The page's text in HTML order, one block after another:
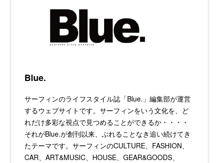
Blue.
サーフィンのライフスタイル誌「Blue.」編集部が運営
するウェブサイトです。サーフィンをいう文化を、ど
れだけ多彩な視点で見つめることができるか・・・・
それがBlue.が創刊以来、ぶれることなき追い続けてき
たテーマです。サーフィンのCULTURE、FASHION、
CAR、ART&MUSIC、HOUSE、GEAR&GOODS、